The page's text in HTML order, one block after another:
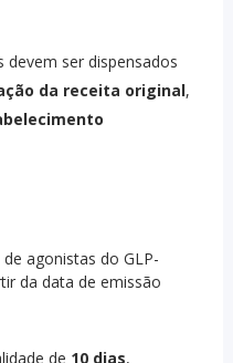
ser dispensados
da receita original,
agonistas do GLP-
da data de emissão
de 10 dias,